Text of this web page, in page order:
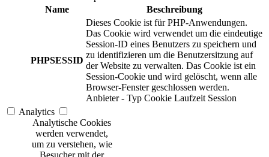
Name
Beschreibung
PHPSESSID
Dieses Cookie ist für PHP-Anwendungen.
Das Cookie wird verwendet um die eindeutige
Session-ID eines Benutzers zu speichern und
zu identifizieren um die Benutzersitzung auf
der Website zu verwalten. Das Cookie ist ein
Session-Cookie und wird gelöscht, wenn alle
Browser-Fenster geschlossen werden.
Anbieter - Typ Cookie Laufzeit Session
Analytics
Analytische Cookies
werden verwendet,
um zu verstehen, wie